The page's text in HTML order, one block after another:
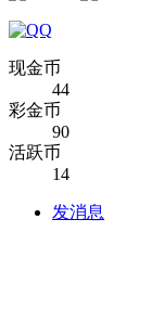
现金币
44
彩金币
90
活跃币
14
发消息